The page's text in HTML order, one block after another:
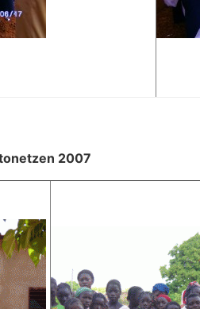
2007